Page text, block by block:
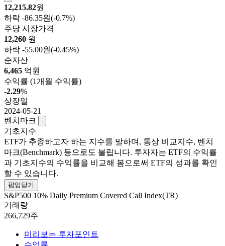
12,215.82원
하락 -86.35원(-0.7%)
주당 시장가격
12,260 원
하락 -55.00원(-0.45%)
순자산
6,465 억원
수익률 (1개월 수익률)
-2.29%
상장일
2024-05-21
벤치마크
기초지수
ETF가 추종하고자 하는 지수를 말하며, 통상 비교지수, 벤치
마크(Benchmark) 등으로도 불립니다. 투자자는 ETF의 수익률
과 기초지수의 수익률을 비교해 봄으로써 ETF의 성과를 확인
할 수 있습니다.
팝업닫기
S&P500 10% Daily Premium Covered Call Index(TR)
거래량
266,729주
미리보는 투자포인트